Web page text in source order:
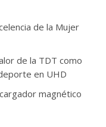
de la Mujer
de la TDT como
en UHD
magnético